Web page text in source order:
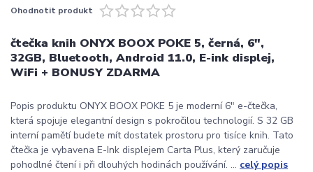
Ohodnotit produkt
čtečka knih ONYX BOOX POKE 5, černá, 6",
32GB, Bluetooth, Android 11.0, E-ink displej,
WiFi + BONUSY ZDARMA
Popis produktu ONYX BOOX POKE 5 je moderní 6" e-čtečka,
která spojuje elegantní design s pokročilou technologií. S 32 GB
interní pamětí budete mít dostatek prostoru pro tisíce knih. Tato
čtečka je vybavena E-Ink displejem Carta Plus, který zaručuje
pohodlné čtení i při dlouhých hodinách používání. ... celý popis